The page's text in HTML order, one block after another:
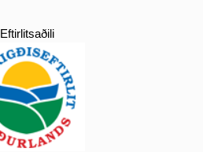
Eftirlitsaðili